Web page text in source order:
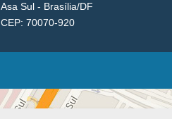
Asa Sul - Brasília/DF
CEP: 70070-920
VICE-
Administrativa